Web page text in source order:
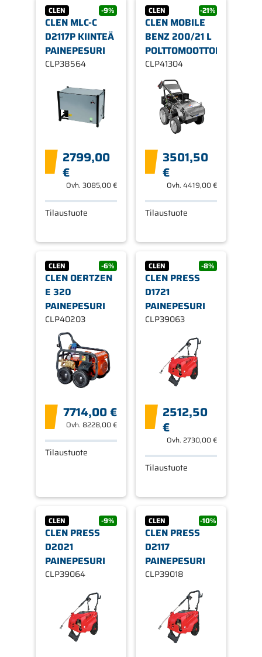
CLEN -9%
CLEN MLC-C
D2117P KIINTEÄ
PAINEPESURI
CLP38564
2799,00
€
Ovh. 3085,00 €
Tilaustuote
CLEN -21%
CLEN MOBILE
BENZ 200/21 L
POLTTOMOOTTORIPESURI
CLP41304
3501,50
€
Ovh.4419,00 €
Tilaustuote
CLEN -6%
CLEN OERTZEN
E 320
PAINEPESURI
CLP40203
7714,00 €
Ovh. 8228,00 €
Tilaustuote
CLEN -8%
CLEN PRESS
D1721
PAINEPESURI
CLP39063
2512,50
€
Ovh.2730,00 €
Tilaustuote
CLEN -9%
CLEN PRESS
D2021
PAINEPESURI
CLP39064
CLEN -10%
CLEN PRESS
D2117
PAINEPESURI
CLP39018